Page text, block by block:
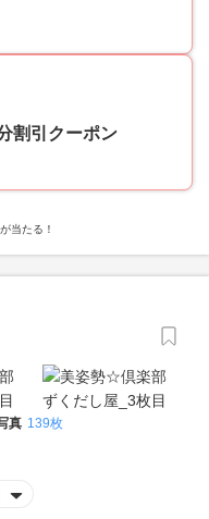
割引クーポン
当たる！
真 139枚